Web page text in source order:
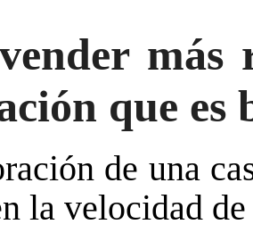
más
que es
de una
la velocidad